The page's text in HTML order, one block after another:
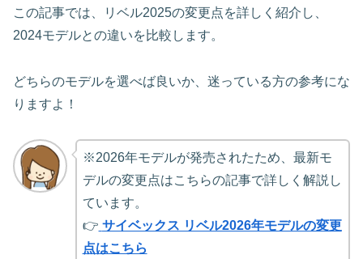
この記事では、リベル2025の変更点を詳しく紹介し、
2024モデルとの違いを比較します。
どちらのモデルを選べば良いか、迷っている方の参考にな
りますよ！
※2026年モデルが発売されたため、最新モ
デルの変更点はこちらの記事で詳しく解説し
ています。
👉 サイベックス リベル2026年モデルの変更
点はこちら